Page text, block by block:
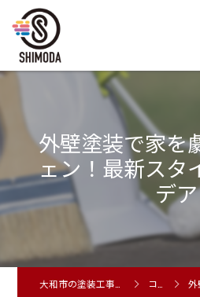
外壁塗装で家を
ェン！最新スタ
デア
コラム 外